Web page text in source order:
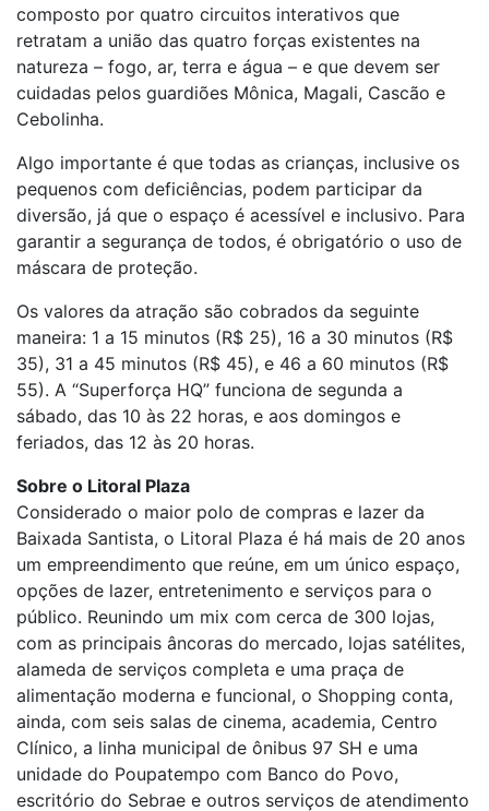
composto por quatro circuitos interativos que
retratam a união das quatro forças existentes na
natureza – fogo, ar, terra e água – e que devem ser
cuidadas pelos guardiões Mônica, Magali, Cascão e
Cebolinha.
Algo importante é que todas as crianças, inclusive os
pequenos com deficiências, podem participar da
diversão, já que o espaço é acessível e inclusivo. Para
garantir a segurança de todos, é obrigatório o uso de
máscara de proteção.
Os valores da atração são cobrados da seguinte
maneira: 1 a 15 minutos (R$ 25), 16 a 30 minutos (R$
35), 31 a 45 minutos (R$ 45), e 46 a 60 minutos (R$
55). A “Superforça HQ” funciona de segunda a
sábado, das 10 às 22 horas, e aos domingos e
feriados, das 12 às 20 horas.
Sobre o Litoral Plaza
Considerado o maior polo de compras e lazer da
Baixada Santista, o Litoral Plaza é há mais de 20 anos
um empreendimento que reúne, em um único espaço,
opções de lazer, entretenimento e serviços para o
público. Reunindo um mix com cerca de 300 lojas,
com as principais âncoras do mercado, lojas satélites,
alameda de serviços completa e uma praça de
alimentação moderna e funcional, o Shopping conta,
ainda, com seis salas de cinema, academia, Centro
Clínico, a linha municipal de ônibus 97 SH e uma
unidade do Poupatempo com Banco do Povo,
escritório do Sebrae e outros serviços de atendimento